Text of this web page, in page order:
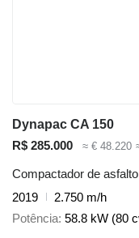
Dynapac CA 150
R$ 285.000
≈ € 48.220
Compactador de asfalto
2019
2.750 m/h
Potência 58.8 kW (80